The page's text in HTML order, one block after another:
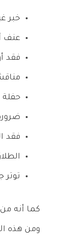
خبر
عنف
فقد
حفلة
فقد
كما أنه
ومن هذه